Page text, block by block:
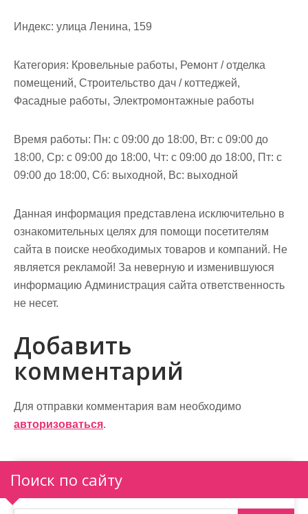
Индекс: улица Ленина, 159
Категория: Кровельные работы, Ремонт / отделка
помещений, Строительство дач / коттеджей,
Фасадные работы, Электромонтажные работы
Время работы: Пн: с 09:00 до 18:00, Вт: с 09:00 до
18:00, Ср: с 09:00 до 18:00, Чт: с 09:00 до 18:00, Пт: с
09:00 до 18:00, Сб: выходной, Вс: выходной
Данная информация представлена исключительно в
ознакомительных целях для помощи посетителям
сайта в поиске необходимых товаров и компаний. Не
является рекламой! За неверную и изменившуюся
информацию Администрация сайта ответственность
не несет.
Добавить
комментарий
Для отправки комментария вам необходимо
авторизоваться.
Поиск по сайту